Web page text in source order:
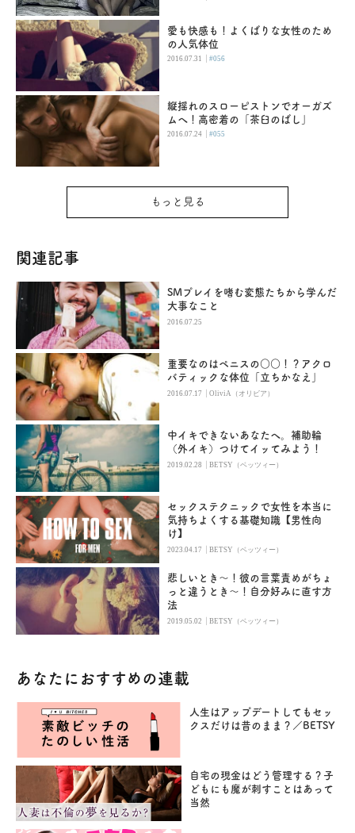
愛も快感も！よくばりな女性のため
の人気体位
2016.07.31 |#056
縦揺れのスローピストンでオーガズ
ムへ！高密着の「茶臼のばし」
2016.07.24 |#055
もっと見る
関連記事
SMプレイを嗜む変態たちから学んだ
大事なこと
2016.07.25
重要なのはペニスの○○！？アクロ
バティックな体位「立ちかなえ」
2016.07.17 |OliviA（オリビア）
中イキできないあなたへ。補助輪
（外イキ）つけてイッてみよう！
2019.02.28 |BETSY（ベッツィー）
セックステクニックで女性を本当に
気持ちよくする基礎知識【男性向
け】
2023.04.17 |BETSY（ベッツィー）
悲しいとき～！彼の言葉責めがちょ
っと違うとき～！自分好みに直す方
法
2019.05.02 |BETSY（ベッツィー）
あなたにおすすめの連載
人生はアップデートしてもセッ
クスだけは昔のまま？／BETSY
自宅の現金はどう管理する？子
どもにも魔が刺すことはあって
当然